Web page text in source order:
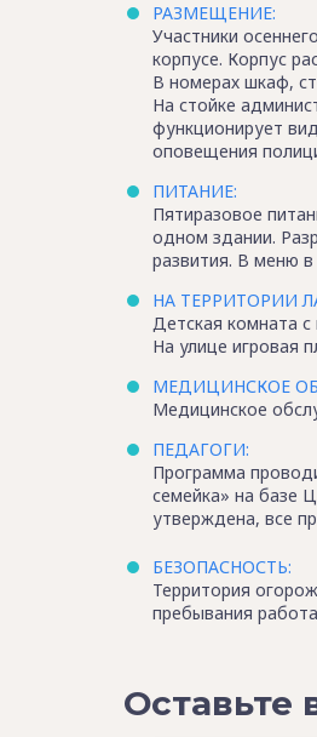
РАЗМЕЩЕНИЕ:
Участники
корпусе. Корпус
В номерах шкаф,
На стойке
функционирует
оповещения
ПИТАНИЕ:
Пятиразовое
одном здании.
развития. В меню
НА ТЕРРИТОРИИ
Детская комната
На улице игровая
МЕДИЦИНСКОЕ
Медицинское
ПЕДАГОГИ:
Программа
семейка» на базе
утверждена, все
БЕЗОПАСНОСТЬ:
Территория
пребывания
Оставьте